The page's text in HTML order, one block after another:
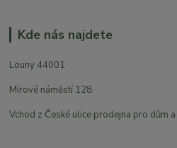
Kde nás najdete
Louny 44001
Mírové náměstí 128
Vchod z České ulice prodejna pro dům